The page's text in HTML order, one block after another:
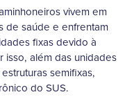
vivem em
de saúde e enfrentam
fixas devido à
isso, além das unidades
semifixas,
do SUS.